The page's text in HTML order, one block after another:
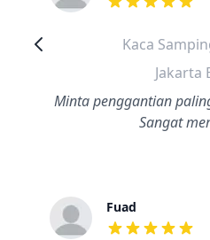
dari ulasan
Kaca
Jakarta
Minta penggantian
Sangat
Fuad